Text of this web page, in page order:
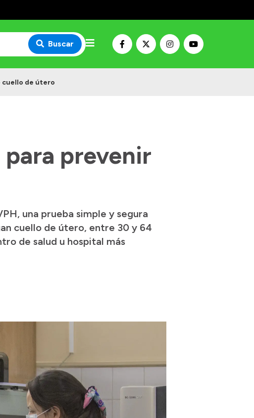
Buscar
cuello de útero
para prevenir
una prueba simple y segura
cuello de útero, entre 30 y 64
de salud u hospital más